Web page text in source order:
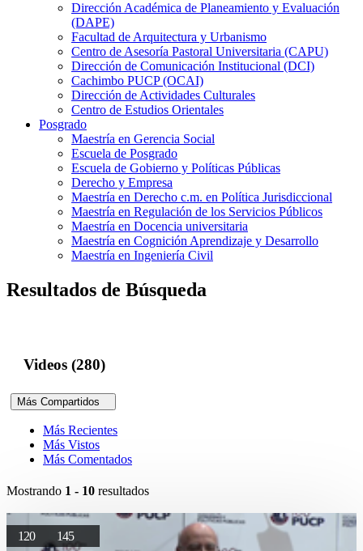
Dirección Académica de Planeamiento y Evaluación
(DAPE)
Facultad de Arquitectura y Urbanismo
Centro de Asesoría Pastoral Universitaria (CAPU)
Dirección de Comunicación Institucional (DCI)
Cachimbo PUCP (OCAI)
Dirección de Actividades Culturales
Centro de Estudios Orientales
Posgrado
Maestría en Gerencia Social
Escuela de Posgrado
Escuela de Gobierno y Políticas Públicas
Derecho y Empresa
Maestría en Derecho c.m. en Política Jurisdiccional
Maestría en Regulación de los Servicios Públicos
Maestría en Docencia universitaria
Maestría en Cognición Aprendizaje y Desarrollo
Maestría en Ingeniería Civil
Resultados de Búsqueda
Videos (280)
Más Compartidos
Más Recientes
Más Vistos
Más Comentados
Mostrando 1 - 10 resultados
120 145